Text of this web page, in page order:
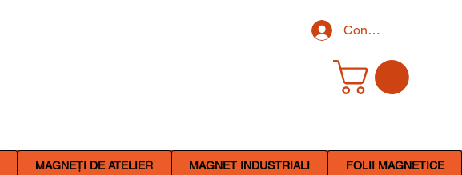
Conectează-te
MAGNEȚI DE ATELIER MAGNET INDUSTRIALI FOLII MAGNETICE